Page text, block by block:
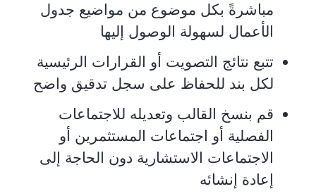
مباشرةً بكل موضوع من مواضيع جدول
الأعمال لسهولة الوصول إليها
تتبع نتائج التصويت أو القرارات الرئيسية
لكل بند للحفاظ على سجل تدقيق واضح
قم بنسخ القالب وتعديله للاجتماعات
الفصلية أو اجتماعات المستثمرين أو
الاجتماعات الاستشارية دون الحاجة إلى
إعادة إنشائه